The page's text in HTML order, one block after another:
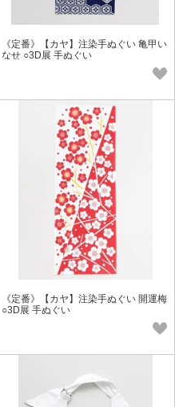
《定番》【カヤ】注染手ぬぐい 亀甲い
なせ ○3D展 手ぬぐい
《定番》【カヤ】注染手ぬぐい 開運梅
○3D展 手ぬぐい